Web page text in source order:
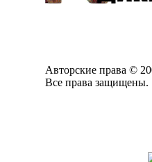
Авторские права ©
Все права защищены.